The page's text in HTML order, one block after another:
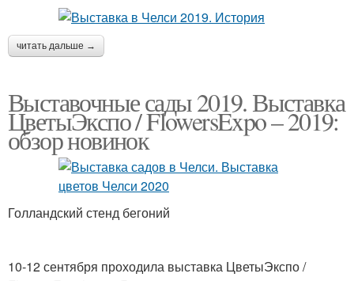
читать дальше →
Выставочные сады 2019. Выставка
ЦветыЭкспо / FlowersExpo – 2019:
обзор новинок
Голландский стенд бегоний
10-12 сентября проходила выставка ЦветыЭкспо /